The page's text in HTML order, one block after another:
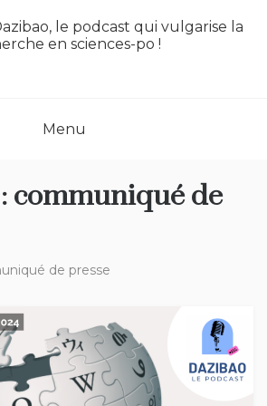
le podcast qui vulgarise la
en sciences-po !
Menu
communiqué de
de presse